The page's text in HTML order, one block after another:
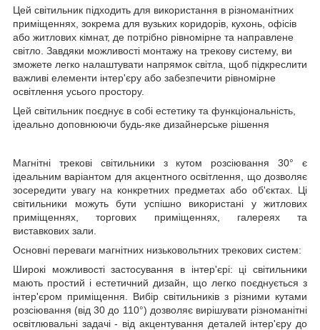
Цей світильник підходить для використання в різноманітних
приміщеннях, зокрема для вузьких коридорів, кухонь, офісів
або житлових кімнат, де потрібно рівномірне та направлене
світло. Завдяки можливості монтажу на трекову систему, ви
зможете легко налаштувати напрямок світла, щоб підкреслити
важливі елементи інтер'єру або забезпечити рівномірне
освітлення усього простору.
Цей світильник поєднує в собі естетику та функціональність,
ідеально доповнюючи будь-яке дизайнерське рішення
Магнітні трекові світильники з кутом розсіювання 30° є
ідеальним варіантом для акцентного освітлення, що дозволяє
зосередити увагу на конкретних предметах або об'єктах. Ці
світильники можуть бути успішно використані у житлових
приміщеннях, торгових приміщеннях, галереях та
виставкових зали.
Основні переваги магнітних низьковольтних трекових систем:
Широкі можливості застосування в інтер'єрі: ці світильники
мають простий і естетичний дизайн, що легко поєднується з
інтер'єром приміщення. Вибір світильників з різними кутами
розсіювання (від 30 до 110°) дозволяє вирішувати різноманітні
освітлювальні задачі - від акцентування деталей інтер'єру до